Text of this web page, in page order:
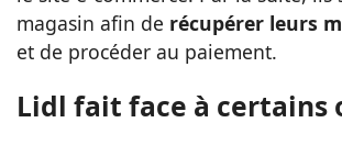
magasin afin de récupérer leurs
et de procéder au paiement.
Lidl fait face à certains